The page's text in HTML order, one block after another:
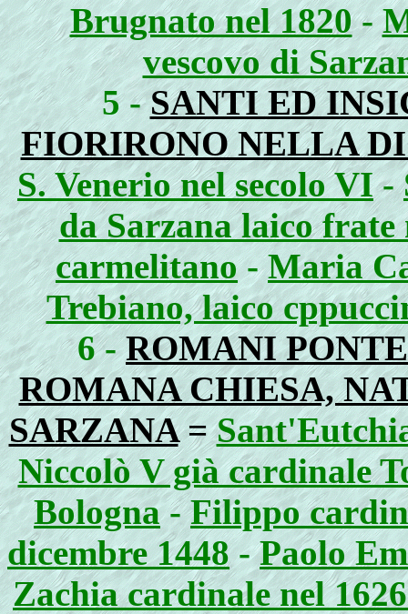
Brugnato nel 1820-
vescovo di
5 -SANTI ED
FIORIRONO NELLA
S. Venerio nel secolo VI-
da Sarzana laico frate
carmelitano-Maria
Trebiano, laico
6 -ROMANI
ROMANA CHIESA,
SARZANA=
Niccolò V già cardinale
Bologna-Filippo
dicembre 1448-Paolo
Zachia cardinale nel